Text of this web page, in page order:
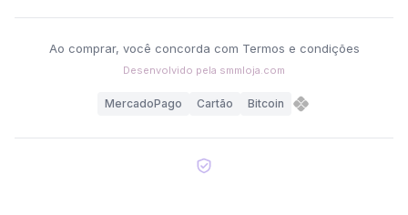
Ao comprar, você concorda com Termos e condições
Desenvolvido pela smmloja.com
MercadoPago Cartão Bitcoin